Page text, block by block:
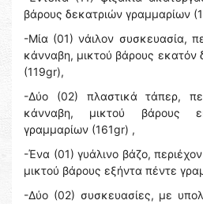
βάρους δεκατριών γραμμαρίων
-Μία (01) νάιλον συσκευασία,
κάνναβη, μικτού βάρους
(119gr),
-Δύο (02) πλαστικά τάπερ,
κάνναβη, μικτού βάρους
γραμμαρίων (161gr) ,
-Ένα (01) γυάλινο βάζο,
μικτού βάρους εξήντα πέντε
-Δύο (02) συσκευασίες, με